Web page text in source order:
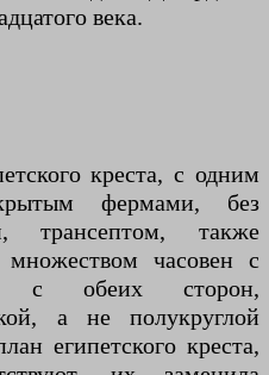
века.
креста, с одним
фермами, без
трансептом, также
часовен с
с обеих сторон,
а не полукруглой
египетского креста,